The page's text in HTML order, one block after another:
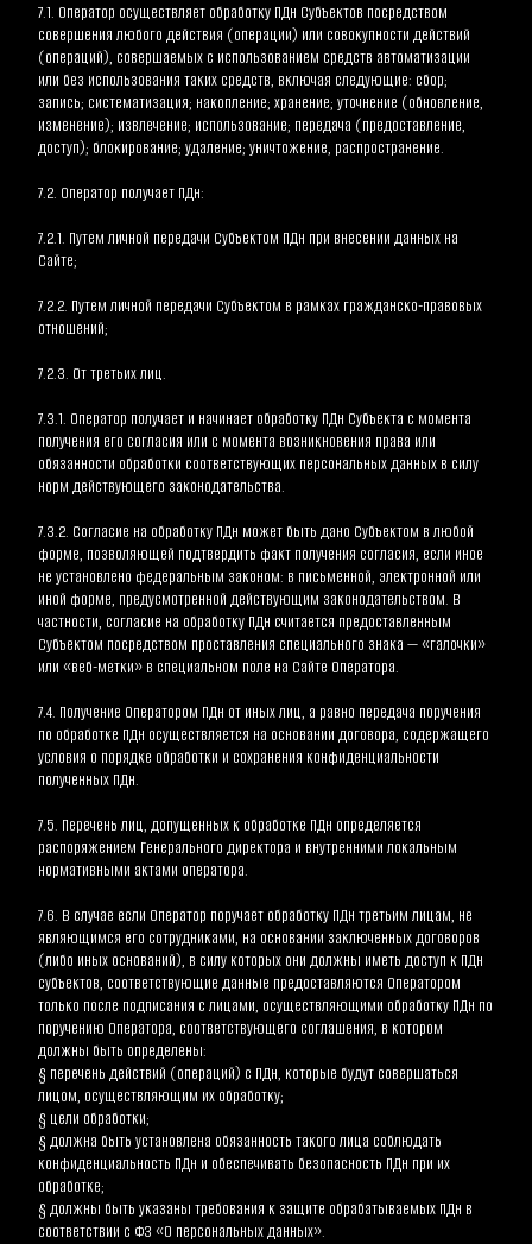
7.1. Оператор осуществляет обработку ПДн Субъектов посредством
совершения любого действия (операции) или совокупности действий
(операций), совершаемых с использованием средств автоматизации
или без использования таких средств, включая следующие: сбор;
запись; систематизация; накопление; хранение; уточнение (обновление,
изменение); извлечение; использование; передача (предоставление,
доступ); блокирование; удаление; уничтожение, распространение.
7.2. Оператор получает ПДн:
7.2.1. Путем личной передачи Субъектом ПДн при внесении данных на
Сайте;
7.2.2. Путем личной передачи Субъектом в рамках гражданско-правовых
отношений;
7.2.3. От третьих лиц.
7.3.1. Оператор получает и начинает обработку ПДн Субъекта с момента
получения его согласия или с момента возникновения права или
обязанности обработки соответствующих персональных данных в силу
норм действующего законодательства.
7.3.2. Согласие на обработку ПДн может быть дано Субъектом в любой
форме, позволяющей подтвердить факт получения согласия, если иное
не установлено федеральным законом: в письменной, электронной или
иной форме, предусмотренной действующим законодательством. В
частности, согласие на обработку ПДн считается предоставленным
Субъектом посредством проставления специального знака — «галочки»
или «веб-метки» в специальном поле на Сайте Оператора.
7.4. Получение Оператором ПДн от иных лиц, а равно передача поручения
по обработке ПДн осуществляется на основании договора, содержащего
условия о порядке обработки и сохранения конфиденциальности
полученных ПДн.
7.5. Перечень лиц, допущенных к обработке ПДн определяется
распоряжением Генерального директора и внутренними локальным
нормативными актами оператора.
7.6. В случае если Оператор поручает обработку ПДн третьим лицам, не
являющимся его сотрудниками, на основании заключенных договоров
(либо иных оснований), в силу которых они должны иметь доступ к ПДн
субъектов, соответствующие данные предоставляются Оператором
только после подписания с лицами, осуществляющими обработку ПДн по
поручению Оператора, соответствующего соглашения, в котором
должны быть определены:
§ перечень действий (операций) с ПДн, которые будут совершаться
лицом, осуществляющим их обработку;
§ цели обработки;
§ должна быть установлена обязанность такого лица соблюдать
конфиденциальность ПДн и обеспечивать безопасность ПДн при их
обработке;
§ должны быть указаны требования к защите обрабатываемых ПДн в
соответствии с ФЗ «О персональных данных».